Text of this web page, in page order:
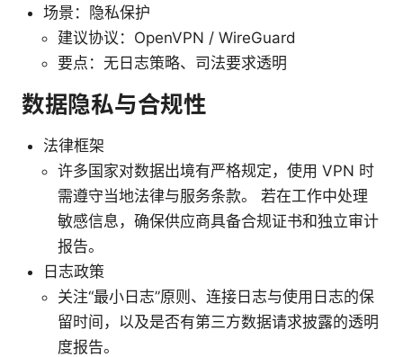
场景：隐私保护
建议协议：OpenVPN / WireGuard
要点：无日志策略、司法要求透明
数据隐私与合规性
法律框架
许多国家对数据出境有严格规定，使用 VPN 时
需遵守当地法律与服务条款。 若在工作中处理
敏感信息，确保供应商具备合规证书和独立审计
报告。
日志政策
关注“最小日志”原则、连接日志与使用日志的保
留时间，以及是否有第三方数据请求披露的透明
度报告。